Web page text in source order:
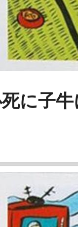
に子